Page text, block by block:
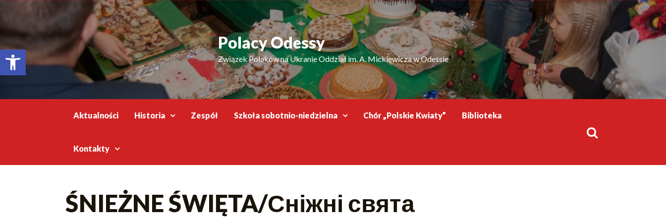
Відкрити Панель інструментів
Polacy Odessy
Związek Polaków na Ukranie Oddział im. A. Mickiewicza w Odessie
Aktualności Historia Zespół Szkoła sobotnio-niedzielna Chór „Polskie Kwiaty” Biblioteka
Kontakty
ŚNIEŻNE ŚWIĘTA/Сніжні свята